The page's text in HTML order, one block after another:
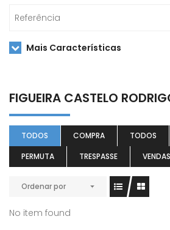
Mais Características
FIGUEIRA CASTELO
TODOS COMPRA TODOS
PERMUTA
TRESPASSE
Ordenar por
No item found